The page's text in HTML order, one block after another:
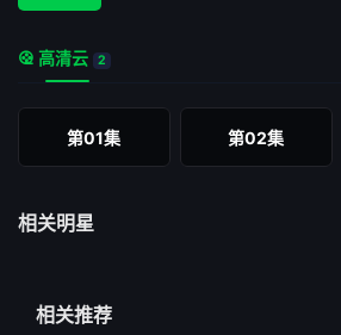
高清云 2
第01集 第02集
相关明星
相关推荐